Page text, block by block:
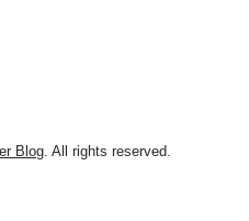
Blog. All rights reserved.